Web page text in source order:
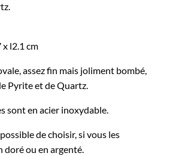
x l2.1 cm
assez fin mais joliment bombé,
Pyrite et de Quartz.
sont en acier inoxydable.
de choisir, si vous les
doré ou en argenté.